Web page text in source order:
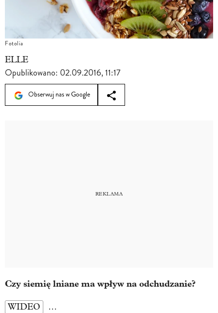
Fotolia
ELLE
Opublikowano: 02.09.2016, 11:17
Obserwuj nas w Google
Czy siemię lniane ma wpływ na odchudzanie?
WIDEO …